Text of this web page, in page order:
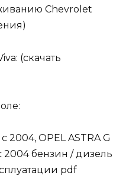
Chevrolet
(скачать
2004, OPEL ASTRA G
2004 бензин / дизель
pdf